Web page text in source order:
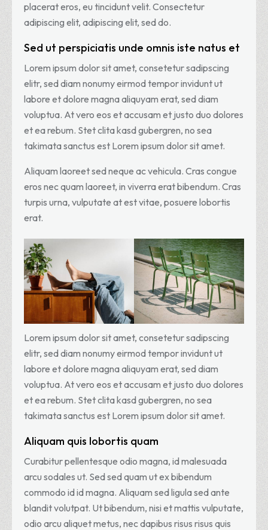
placerat eros, eu tincidunt velit. Consectetur
adipiscing elit, adipiscing elit, sed do.
Sed ut perspiciatis unde omnis iste natus et
Lorem ipsum dolor sit amet, consetetur sadipscing
elitr, sed diam nonumy eirmod tempor invidunt ut
labore et dolore magna aliquyam erat, sed diam
voluptua. At vero eos et accusam et justo duo dolores
et ea rebum. Stet clita kasd gubergren, no sea
takimata sanctus est Lorem ipsum dolor sit amet.
Aliquam laoreet sed neque ac vehicula. Cras congue
eros nec quam laoreet, in viverra erat bibendum. Cras
turpis urna, vulputate at est vitae, posuere lobortis
erat.
Lorem ipsum dolor sit amet, consetetur sadipscing
elitr, sed diam nonumy eirmod tempor invidunt ut
labore et dolore magna aliquyam erat, sed diam
voluptua. At vero eos et accusam et justo duo dolores
et ea rebum. Stet clita kasd gubergren, no sea
takimata sanctus est Lorem ipsum dolor sit amet.
Aliquam quis lobortis quam
Curabitur pellentesque odio magna, id malesuada
arcu sodales ut. Sed sed quam ut ex bibendum
commodo id id magna. Aliquam sed ligula sed ante
blandit volutpat. Ut bibendum, nisi et mattis vulputate,
odio arcu aliquet metus, nec dapibus risus risus quis